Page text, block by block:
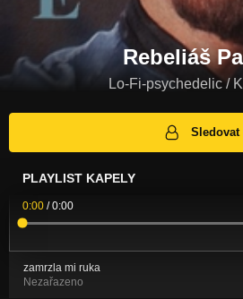
Rebeliáš
Lo-Fi-psychedelic /
Sledovat
PLAYLIST KAPELY
0:00 /0:00
zamrzla mi ruka
Nezařazeno